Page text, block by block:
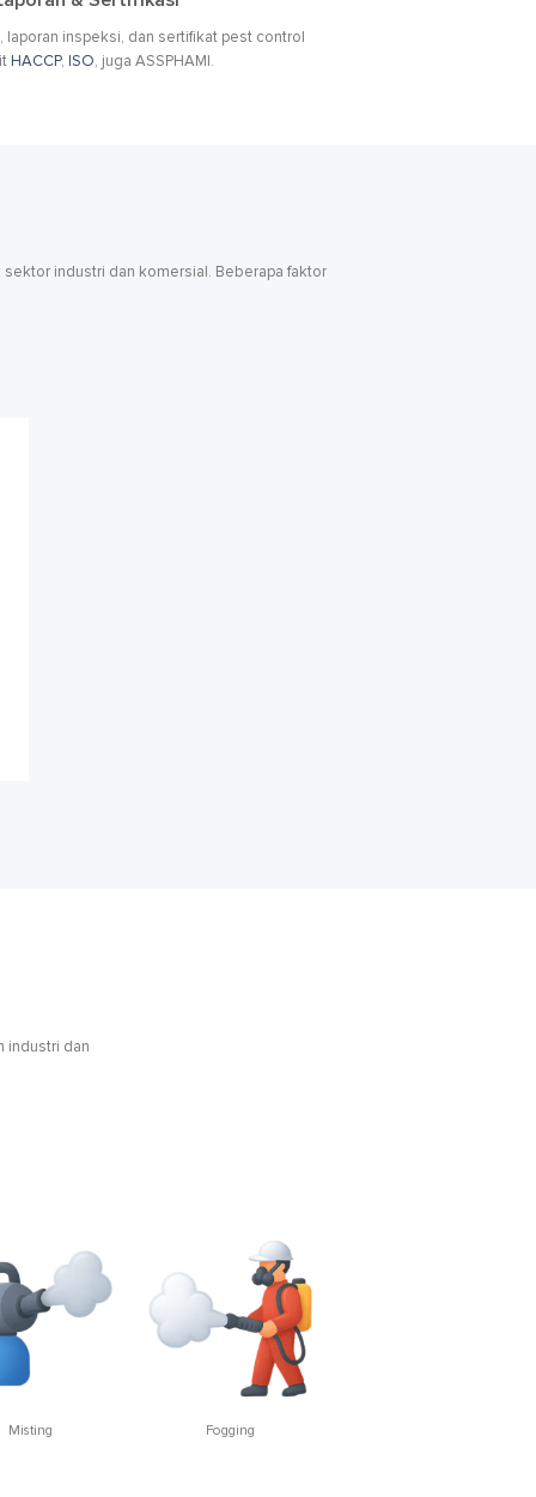
inspeksi, dan sertifikat pest control
HACCP, ISO, juga ASSPHAMI.
industri dan komersial. Beberapa faktor
industri dan
Misting Fogging